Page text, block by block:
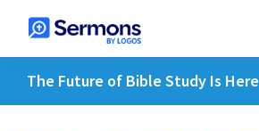
The Future of Bible Study Is Here